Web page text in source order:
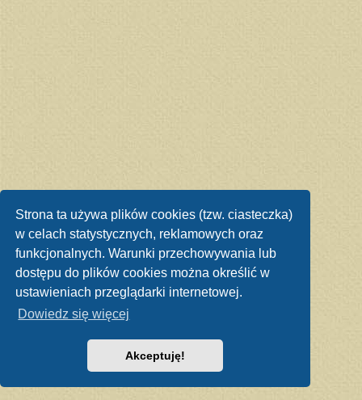
Strona ta używa plików cookies (tzw. ciasteczka)
w celach statystycznych, reklamowych oraz
funkcjonalnych. Warunki przechowywania lub
dostępu do plików cookies można określić w
ustawieniach przeglądarki internetowej.
Dowiedz się więcej
Akceptuję!